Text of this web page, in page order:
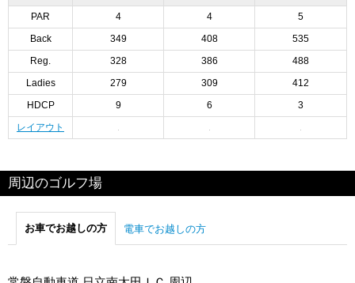
PAR 4 4 5
Back 349 408 535
Reg. 328 386 488
Ladies 279 309 412
HDCP 9 6 3
レイアウト
周辺のゴルフ場
お車でお越しの方 電車でお越しの方